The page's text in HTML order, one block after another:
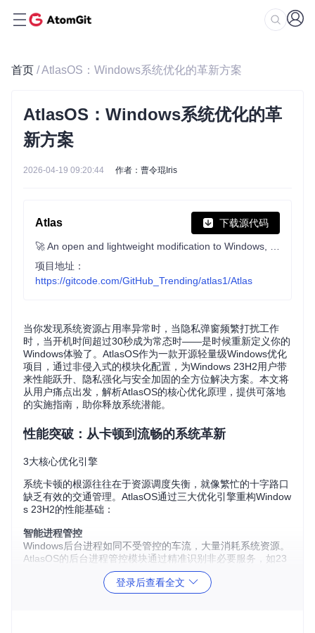
首页 / AtlasOS：Windows系统优化的革新方案
AtlasOS：Windows系统优化的革
新方案
2026-04-19 09:20:44 作者：曹令琨Iris
Atlas 下载源代码
项目地址：
https://gitcode.com/GitHub_Trending/atlas1/Atlas
当你发现系统资源占用率异常时，当隐私弹窗频繁打扰工作
时，当开机时间超过30秒成为常态时——是时候重新定义你的
Windows体验了。AtlasOS作为一款开源轻量级Windows优化
项目，通过非侵入式的模块化配置，为Windows 23H2用户带
来性能跃升、隐私强化与安全加固的全方位解决方案。本文将
从用户痛点出发，解析AtlasOS的核心优化原理，提供可落地
的实施指南，助你释放系统潜能。
性能突破：从卡顿到流畅的系统革新
3大核心优化引擎
系统卡顿的根源往往在于资源调度失衡，就像繁忙的十字路口
缺乏有效的交通管理。AtlasOS通过三大优化引擎重构Window
s 23H2的性能基础：
智能进程管控
Windows后台进程如同不受管控的车流，大量消耗系统资源。
AtlasOS的后台进程管控模块通过精准识别非必要服务，如23
H2新增的"媒体体验增强服务"，实现15%的后台CPU占用 red
uction。优化原理类似于交通管制系统，通过动态调整进程优
先级，确保关键应用获得充足资源。
登录后查看全文